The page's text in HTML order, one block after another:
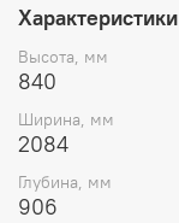
Характеристики
Высота, мм
840
Ширина, мм
2084
Глубина, мм
906